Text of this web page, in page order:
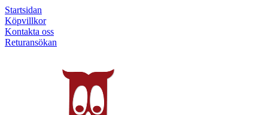
Startsidan
Köpvillkor
Kontakta oss
Returansökan